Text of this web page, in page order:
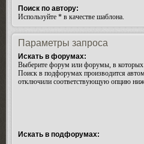
Поиск по автору:
Используйте * в качестве шаблона.
Параметры запроса
Искать в форумах:
Выберите форум или форумы, в которых
Поиск в подфорумах производится
отключили соответствующую опцию
Искать в подфорумах: